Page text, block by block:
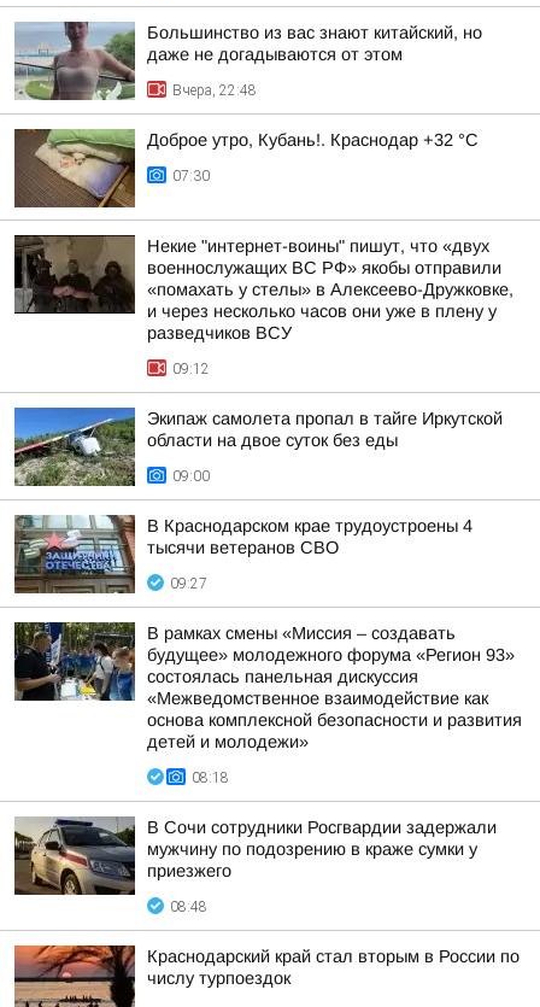
Большинство из вас знают китайский, но
даже не догадываются от этом
Вчера, 22:48
Доброе утро, Кубань!. Краснодар +32 °С
07:30
Некие "интернет-воины" пишут, что «двух
военнослужащих ВС РФ» якобы отправили
«помахать у стелы» в Алексеево-Дружковке,
и через несколько часов они уже в плену у
разведчиков ВСУ
09:12
Экипаж самолета пропал в тайге Иркутской
области на двое суток без еды
09:00
В Краснодарском крае трудоустроены 4
тысячи ветеранов СВО
09:27
В рамках смены «Миссия – создавать
будущее» молодежного форума «Регион 93»
состоялась панельная дискуссия
«Межведомственное взаимодействие как
основа комплексной безопасности и развития
детей и молодежи»
08:18
В Сочи сотрудники Росгвардии задержали
мужчину по подозрению в краже сумки у
приезжего
08:48
Краснодарский край стал вторым в России по
числу турпоездок